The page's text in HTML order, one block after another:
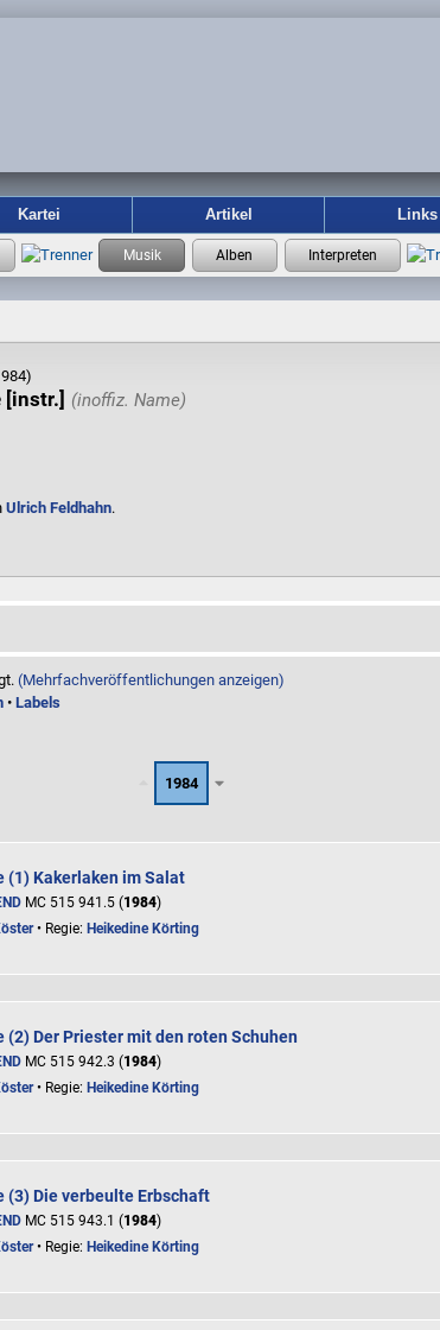
Kartei Artikel Links
[instr.]
Ulrich Feldhahn.
(Mehrfachveröffentlichungen anzeigen)
• Labels
1984
(1) Kakerlaken im Salat
MC 515 941.5 (1984)
• Regie: Heikedine Körting
(2) Der Priester mit den roten Schuhen
MC 515 942.3 (1984)
• Regie: Heikedine Körting
(3) Die verbeulte Erbschaft
MC 515 943.1 (1984)
• Regie: Heikedine Körting